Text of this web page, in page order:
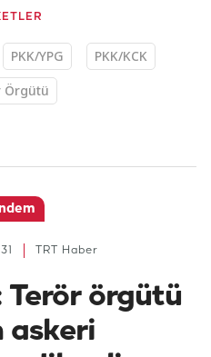
PKK/YPG
PKK/KCK
Örgütü
TRT Haber
Terör örgütü
askeri